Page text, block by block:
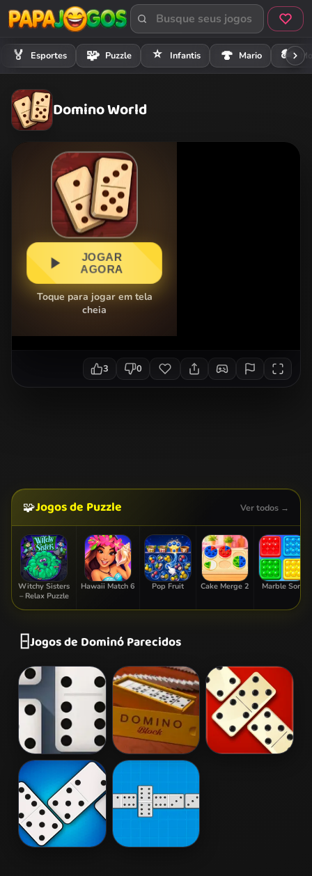
🏅 Esportes 🧩 Puzzle ⭐ Infantis 🍄 Mario 🏍️
Domino World
JOGAR
AGORA
Toque para jogar em tela
cheia
3 0
🧩Jogos de Puzzle Ver todos →
Witchy Sisters
– Relax Puzzle
Hawaii Match 6 Pop Fruit Cake Merge 2 Marble Sort
🁣Jogos de Dominó Parecidos
Dominoes Domino Block